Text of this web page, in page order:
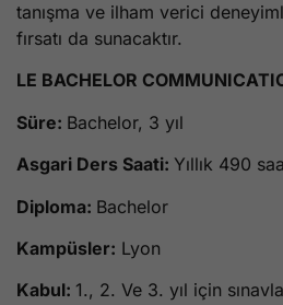
tanışma ve ilham verici
fırsatı da sunacaktır.
LE BACHELOR
Süre: Bachelor, 3 yıl
Asgari Ders Saati: Yıllık 490
Diploma: Bachelor
Kampüsler: Lyon
Kabul: 1., 2. Ve 3. yıl için sınavla